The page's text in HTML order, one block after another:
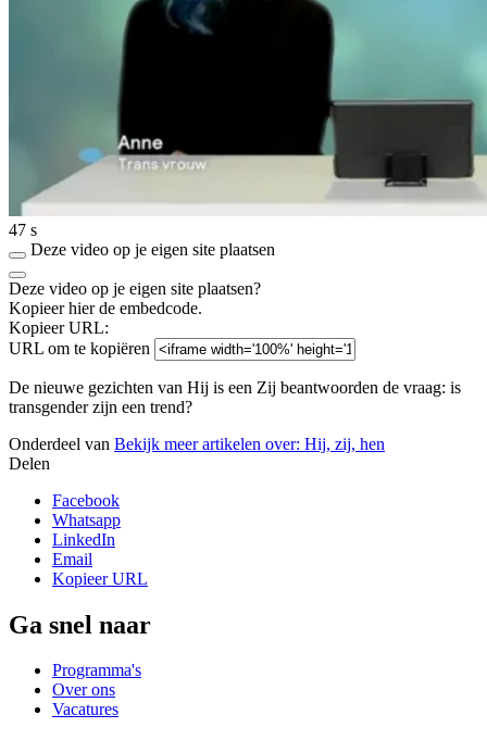
47 s
Deze video op je eigen site plaatsen
Deze video op je eigen site plaatsen?
Kopieer hier de embedcode.
Kopieer URL:
URL om te kopiëren
De nieuwe gezichten van Hij is een Zij beantwoorden de vraag: is
transgender zijn een trend?
Onderdeel van Bekijk meer artikelen over: Hij, zij, hen
Delen
Facebook
Whatsapp
LinkedIn
Email
Kopieer URL
Ga snel naar
Programma's
Over ons
Vacatures